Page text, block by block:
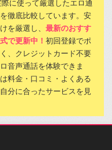
に使って厳選したエロ通
徹底比較しています。安
を厳選し、 最新のおすす
で更新中！ 初回登録でポ
、クレジットカード不要
音声通話を体験できま
料金・口コミ・よくある
分に合ったサービスを見